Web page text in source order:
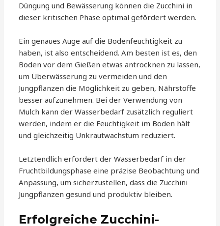
Düngung und Bewässerung können die Zucchini in
dieser kritischen Phase optimal gefördert werden.
Ein genaues Auge auf die Bodenfeuchtigkeit zu
haben, ist also entscheidend. Am besten ist es, den
Boden vor dem Gießen etwas antrocknen zu lassen,
um Überwässerung zu vermeiden und den
Jungpflanzen die Möglichkeit zu geben, Nährstoffe
besser aufzunehmen. Bei der Verwendung von
Mulch kann der Wasserbedarf zusätzlich reguliert
werden, indem er die Feuchtigkeit im Boden hält
und gleichzeitig Unkrautwachstum reduziert.
Letztendlich erfordert der Wasserbedarf in der
Fruchtbildungsphase eine präzise Beobachtung und
Anpassung, um sicherzustellen, dass die Zucchini
Jungpflanzen gesund und produktiv bleiben.
Erfolgreiche Zucchini-